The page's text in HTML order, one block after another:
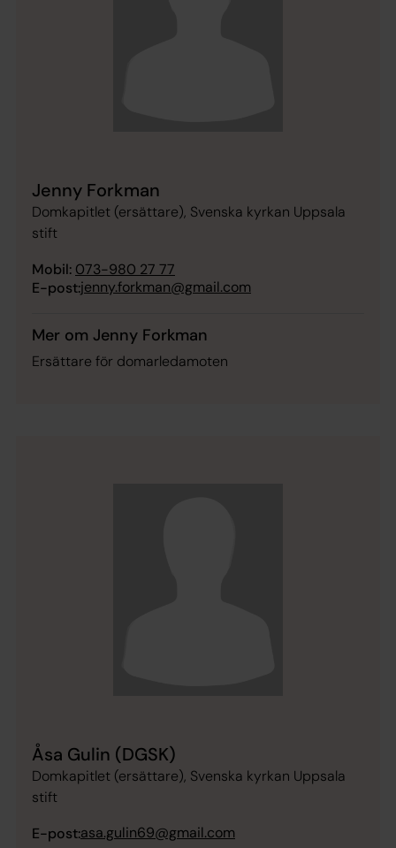
Jenny Forkman
Domkapitlet (ersättare), Svenska kyrkan Uppsala
stift
Mobil: 073-980 27 77
E-post:jenny.forkman@gmail.com
Mer om Jenny Forkman
Ersättare för domarledamoten
Åsa Gulin (DGSK)
Domkapitlet (ersättare), Svenska kyrkan Uppsala
stift
E-post:asa.gulin69@gmail.com